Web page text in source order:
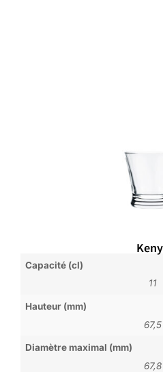
Capacité (cl)
11
Hauteur (mm)
67,5
Diamètre maximal (mm)
67,8